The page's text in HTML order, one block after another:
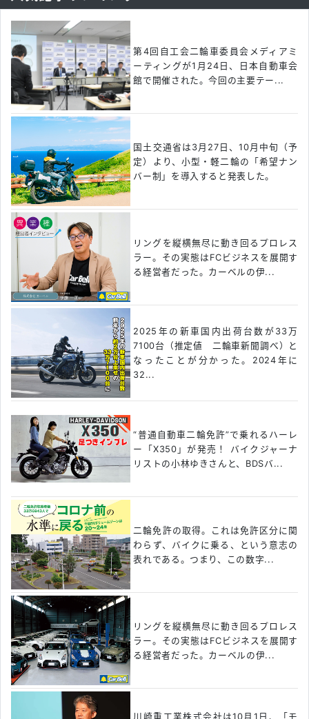
第4回自工会二輪車委員会メディアミ
ーティングが1月24日、日本自動車会
館で開催された。今回の主要テー...
国土交通省は3月27日、10月中旬（予
定）より、小型・軽二輪の「希望ナン
バー制」を導入すると発表した。
リングを縦横無尽に動き回るプロレス
ラー。その実態はFCビジネスを展開す
る経営者だった。カーベルの伊...
2025年の新車国内出荷台数が33万
7100台（推定値 二輪車新聞調べ）と
なったことが分かった。2024年に
32...
“普通自動車二輪免許”で乗れるハーレ
ー「X350」が発売！ バイクジャーナ
リストの小林ゆきさんと、BDSバ...
二輪免許の取得。これは免許区分に関
わらず、バイクに乗る、という意志の
表れである。つまり、この数字...
リングを縦横無尽に動き回るプロレス
ラー。その実態はFCビジネスを展開す
る経営者だった。カーベルの伊...
川崎重工業株式会社は10月1日、「モ